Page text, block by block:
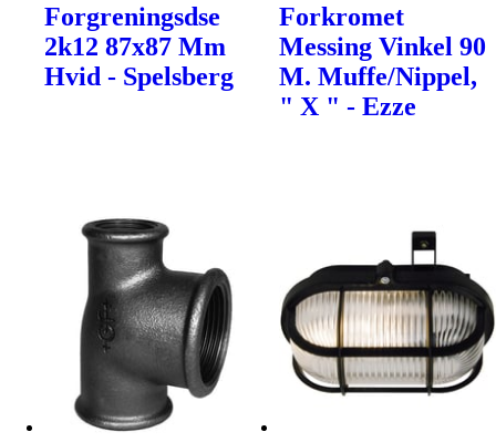
Forgreningsdse
2k12 87x87 Mm
Hvid - Spelsberg
Forkromet
Messing Vinkel 90
M. Muffe/Nippel,
" X " - Ezze